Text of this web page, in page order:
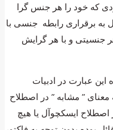
که خود را هر جنس گرا
به برقراری رابطه جنسی با
جنسیتی و با هر گرایش
آمده اس . شیوع استفاده این عبارت در ادبیات
” مشابه ” در اصطلاح
اصطلاح ایسکچوآل یا هیچ